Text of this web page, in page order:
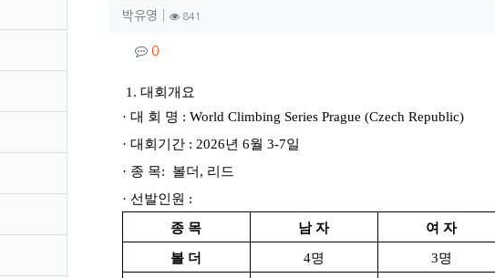
작성자 정보
박유영 작성841
컨텐츠 정보
0댓글
본문
1. 대회개요
· 대 회 명 : World Climbing Series Prague (Czech Republic)
· 대회기간: 2026년 6월 3-7일
· 종 목: 볼더 , 리드
· 선발인원 :
종 목
남 자 여 자
볼 더 4명 3명